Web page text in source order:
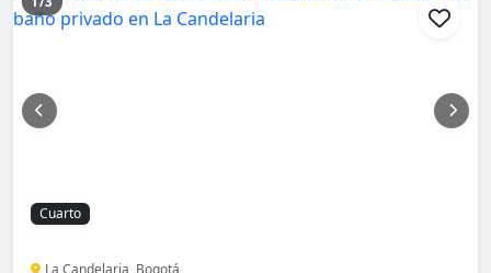
Cuarto
La Candelaria, Bogotá